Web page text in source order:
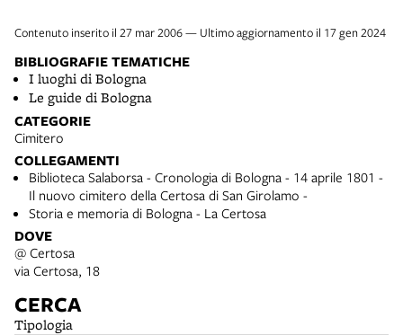
Contenuto inserito il 27 mar 2006 — Ultimo aggiornamento il 17 gen 2024
BIBLIOGRAFIE TEMATICHE
I luoghi di Bologna
Le guide di Bologna
CATEGORIE
Cimitero
COLLEGAMENTI
Biblioteca Salaborsa - Cronologia di Bologna - 14 aprile 1801 -
Il nuovo cimitero della Certosa di San Girolamo -
Storia e memoria di Bologna - La Certosa
DOVE
@ Certosa
via Certosa, 18
CERCA
Tipologia